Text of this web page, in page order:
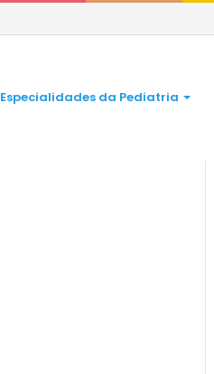
Especialidades da Pediatria